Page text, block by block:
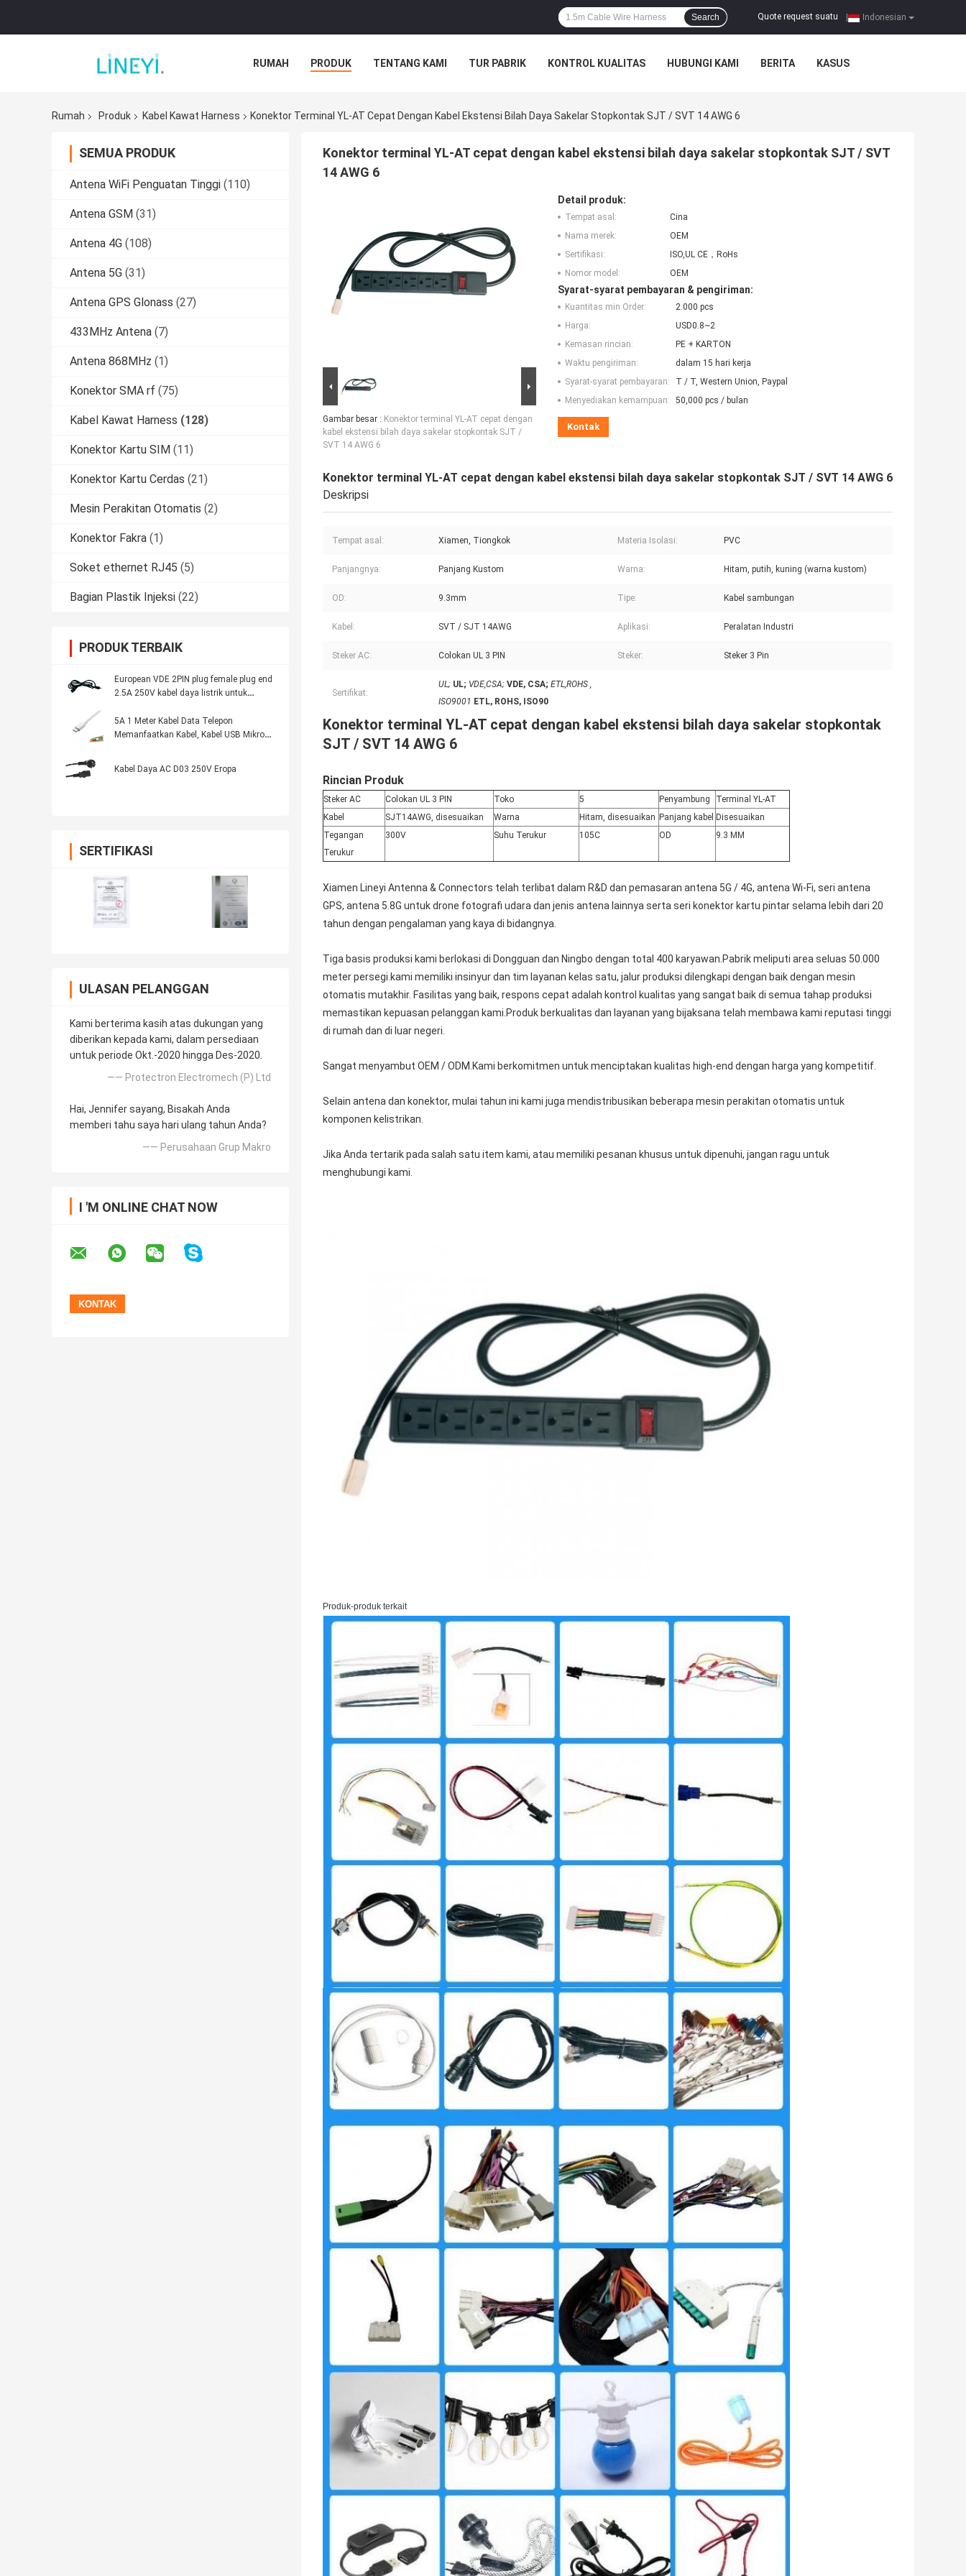
Indonesian
Quote request suatu
Search
RUMAH PRODUK TENTANG KAMI TUR PABRIK KONTROL KUALITAS HUBUNGI KAMI BERITA KASUS
Rumah Produk Kabel Kawat Harness Konektor Terminal YL-AT Cepat Dengan Kabel Ekstensi Bilah Daya Sakelar Stopkontak SJT / SVT 14 AWG 6
SEMUA PRODUK
Antena WiFi Penguatan Tinggi (110)
Antena GSM (31)
Antena 4G (108)
Antena 5G (31)
Antena GPS Glonass (27)
433MHz Antena (7)
Antena 868MHz (1)
Konektor SMA rf (75)
Kabel Kawat Harness (128)
Konektor Kartu SIM (11)
Konektor Kartu Cerdas (21)
Mesin Perakitan Otomatis (2)
Konektor Fakra (1)
Soket ethernet RJ45 (5)
Bagian Plastik Injeksi (22)
PRODUK TERBAIK
European VDE 2PIN plug female plug end
2.5A 250V kabel daya listrik untuk
5A 1 Meter Kabel Data Telepon
Memanfaatkan Kabel, Kabel USB Mikro
Kabel Daya AC D03 250V Eropa
SERTIFIKASI
ULASAN PELANGGAN
Kami berterima kasih atas dukungan yang
diberikan kepada kami, dalam persediaan
untuk periode Okt.-2020 hingga Des-2020.
—— Protectron Electromech (P) Ltd
Hai, Jennifer sayang, Bisakah Anda
memberi tahu saya hari ulang tahun Anda?
—— Perusahaan Grup Makro
I 'M ONLINE CHAT NOW
Konektor terminal YL-AT cepat dengan kabel ekstensi bilah daya sakelar stopkontak SJT / SVT
14 AWG 6
Gambar besar : Konektor terminal YL-AT cepat dengan
kabel ekstensi bilah daya sakelar stopkontak SJT /
SVT 14 AWG 6
Detail produk:
Tempat asal:
Cina
Nama merek:
OEM
Sertifikasi:
ISO,UL CE，RoHs
Nomor model:
OEM
Syarat-syarat pembayaran & pengiriman:
Kuantitas min Order:
2.000 pcs
Harga:
USD0.8~2
Kemasan rincian:
PE + KARTON
Waktu pengiriman:
dalam 15 hari kerja
Syarat-syarat pembayaran:
T / T, Western Union, Paypal
Menyediakan kemampuan:
50,000 pcs / bulan
Kontak
Konektor terminal YL-AT cepat dengan kabel ekstensi bilah daya sakelar stopkontak SJT / SVT 14 AWG 6
Deskripsi
Tempat asal: Xiamen, Tiongkok Materia Isolasi: PVC
Panjangnya: Panjang Kustom Warna: Hitam, putih, kuning (warna kustom)
OD: 9.3mm Tipe: Kabel sambungan
Kabel: SVT / SJT 14AWG Aplikasi: Peralatan Industri
Steker AC: Colokan UL 3 PIN Steker: Steker 3 Pin
Sertifikat:
UL; UL; VDE,CSA; VDE, CSA; ETL,ROHS ,
ISO9001 ETL, ROHS, ISO90
Konektor terminal YL-AT cepat dengan kabel ekstensi bilah daya sakelar stopkontak
SJT / SVT 14 AWG 6
Rincian Produk
Steker AC Colokan UL 3 PIN Toko 5 Penyambung
Terminal YL-AT
Kabel
SJT14AWG, disesuaikan Warna Hitam, disesuaikan Panjang kabel Disesuaikan
Tegangan
Terukur
300V Suhu Terukur 105C OD 9.3 MM
Xiamen Lineyi Antenna & Connectors telah terlibat dalam R&D dan pemasaran antena 5G / 4G, antena Wi-Fi, seri antena
GPS, antena 5.8G untuk drone fotografi udara dan jenis antena lainnya serta seri konektor kartu pintar selama lebih dari 20
tahun dengan pengalaman yang kaya di bidangnya.
Tiga basis produksi kami berlokasi di Dongguan dan Ningbo dengan total 400 karyawan.Pabrik meliputi area seluas 50.000
meter persegi.kami memiliki insinyur dan tim layanan kelas satu, jalur produksi dilengkapi dengan baik dengan mesin
otomatis mutakhir. Fasilitas yang baik, respons cepat adalah kontrol kualitas yang sangat baik di semua tahap produksi
memastikan kepuasan pelanggan kami.Produk berkualitas dan layanan yang bijaksana telah membawa kami reputasi tinggi
di rumah dan di luar negeri.
Sangat menyambut OEM / ODM.Kami berkomitmen untuk menciptakan kualitas high-end dengan harga yang kompetitif.
Selain antena dan konektor, mulai tahun ini kami juga mendistribusikan beberapa mesin perakitan otomatis untuk
komponen kelistrikan.
Jika Anda tertarik pada salah satu item kami, atau memiliki pesanan khusus untuk dipenuhi, jangan ragu untuk
menghubungi kami.
Produk-produk terkait